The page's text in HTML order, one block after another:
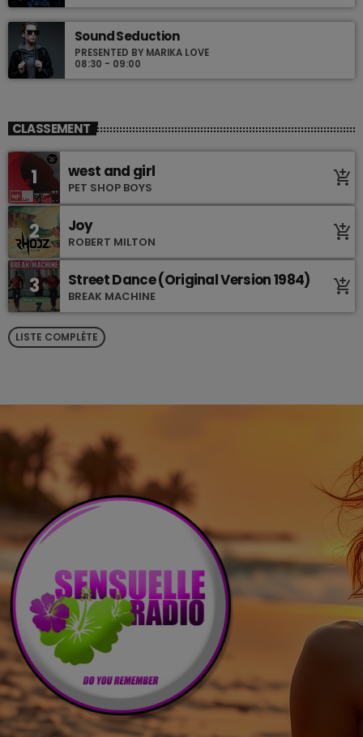
Sound Seduction
PRESENTED BY MARIKA LOVE
08:30 - 09:00
CLASSEMENT
1 west and girl
PET SHOP BOYS add_shopping_cart
2 Joy
ROBERT MILTON add_shopping_cart
3 Street Dance (Original Version 1984)
BREAK MACHINE add_shopping_cart
LISTE COMPLÈTE